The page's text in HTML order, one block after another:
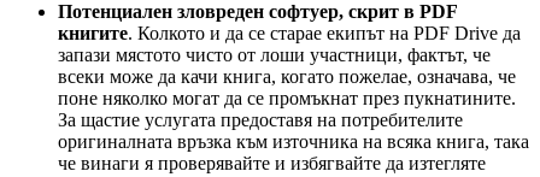
Потенциален зловреден софтуер, скрит в PDF
книгите. Колкото и да се старае екипът на PDF Drive да
запази мястото чисто от лоши участници, фактът, че
всеки може да качи книга, когато пожелае, означава, че
поне няколко могат да се промъкнат през пукнатините.
За щастие услугата предоставя на потребителите
оригиналната връзка към източника на всяка книга, така
че винаги я проверявайте и избягвайте да изтегляте